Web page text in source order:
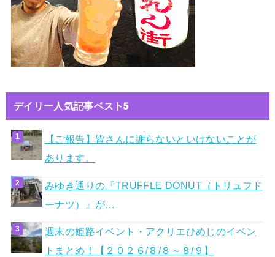
デイリー人気記事ベスト5
【ご報告】皆さんに謝らないといけないことが
あります。
みゆき通りの『TRUFFLE DONUT（トリュフド
ーナツ）』が…
週末の姫路イベント・アクリエひめじのイベン
トまとめ！【２０２６/８/８～８/９】